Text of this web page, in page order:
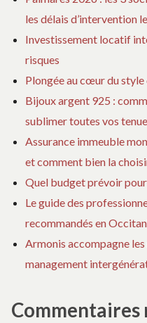
les délais d’intervention
Investissement locatif
risques
Plongée au cœur du style
Bijoux argent 925 :
sublimer toutes vos
Assurance immeuble
et comment bien la
Quel budget prévoir
Le guide des
recommandés en
Armonis accompagne
management
Commentaires